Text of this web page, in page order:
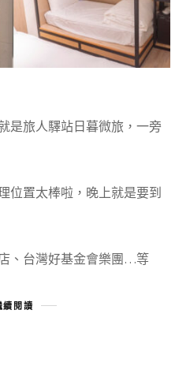
是旅人驛站日暮微旅，一旁
位置太棒啦，晚上就是要到
、台灣好基金會樂團…等
續閱讀